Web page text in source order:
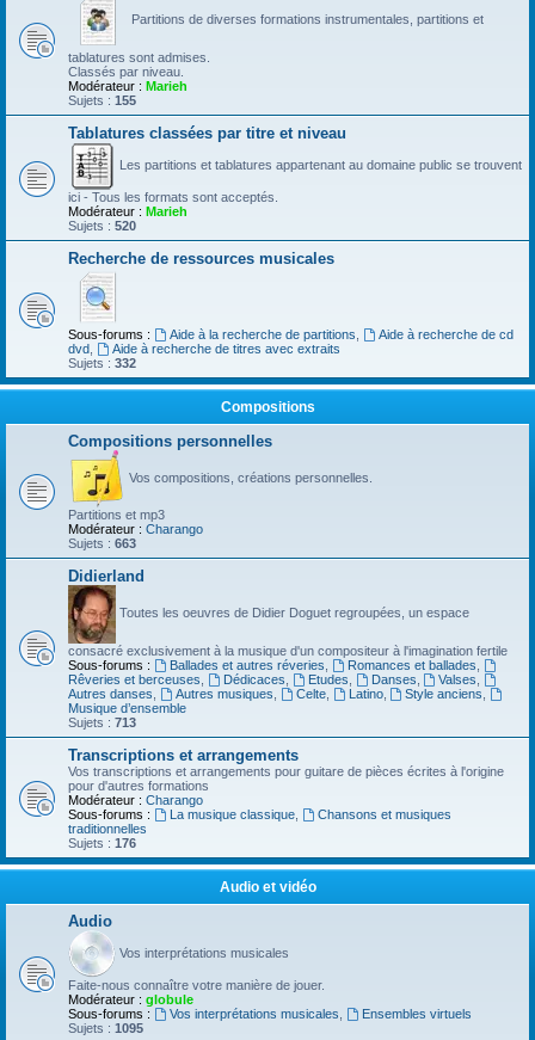
Partitions de diverses formations instrumentales, partitions et
tablatures sont admises.
Classés par niveau.
Modérateur : Marieh
Sujets : 155
Tablatures classées par titre et niveau
Les partitions et tablatures appartenant au domaine public se trouvent
ici - Tous les formats sont acceptés.
Modérateur : Marieh
Sujets : 520
Recherche de ressources musicales
Sous-forums : Aide à la recherche de partitions
Aide à recherche de cd
dvd
Aide à recherche de titres avec extraits
Sujets : 332
Compositions
Compositions personnelles
Vos compositions, créations personnelles.
Partitions et mp3
Modérateur : Charango
Sujets : 663
Didierland
Toutes les oeuvres de Didier Doguet regroupées, un espace
consacré exclusivement à la musique d'un compositeur à l'imagination fertile
Sous-forums :
Ballades et autres réveries Romances et ballades
Rêveries et berceuses
Dédicaces Etudes Danses Valses
Autres danses
Autres musiques Celte, Latino, Style anciens
Musique d’ensemble
Sujets : 713
Transcriptions et arrangements
Vos transcriptions et arrangements pour guitare de pièces écrites à l'origine
pour d'autres formations
Modérateur : Charango
Sous-forums :
La musique classique,
Chansons et musiques
traditionnelles
Sujets : 176
Audio et vidéo
Audio
Vos interprétations musicales
Faite-nous connaître votre manière de jouer.
Modérateur : globule
Sous-forums :
Vos interprétations musicales
Ensembles virtuels
Sujets : 1095